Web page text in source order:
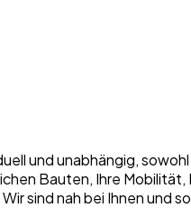
und unabhängig,
Bauten, Ihre Mobilität,
sind nah bei Ihnen und